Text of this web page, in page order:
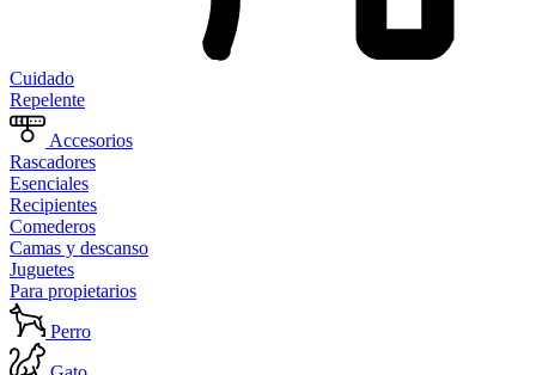
Cuidado
Repelente
Accesorios
Rascadores
Esenciales
Recipientes
Comederos
Camas y descanso
Juguetes
Para propietarios
Perro